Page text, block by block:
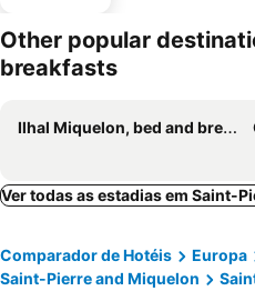
Other popular
breakfasts
Ilhal Miquelon, bed and breakfasts
Ver todas as estadias em Saint-
Comparador de Hotéis Europa
Saint-Pierre and Miquelon